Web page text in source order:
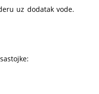
uz dodatak vode.